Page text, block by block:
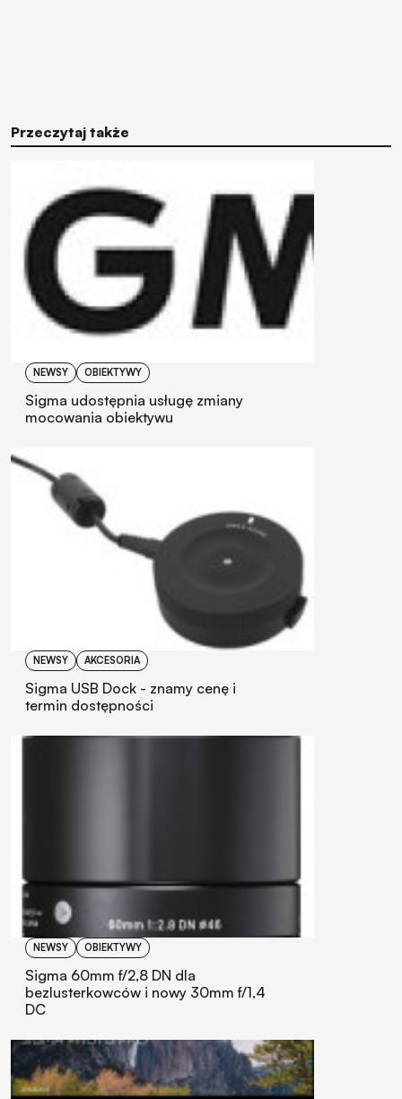
Przeczytaj także
NEWSY OBIEKTYWY
Sigma udostępnia usługę zmiany
mocowania obiektywu
NEWSY AKCESORIA
Sigma USB Dock - znamy cenę i
termin dostępności
NEWSY OBIEKTYWY
Sigma 60mm f/2,8 DN dla
bezlusterkowców i nowy 30mm f/1,4
DC